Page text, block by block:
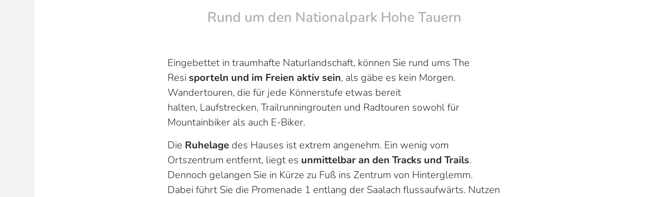
Rund um den Nationalpark Hohe Tauern
Eingebettet in traumhafte Naturlandschaft, können Sie rund ums The
Resisporteln und im Freien aktiv sein, als gäbe es kein Morgen.
Wandertouren, die für jede Könnerstufe etwas bereit
halten, Laufstrecken, Trailrunningrouten und Radtouren sowohl für
Mountainbiker als auch E-Biker.
Die Ruhelage des Hauses ist extrem angenehm. Ein wenig vom
Ortszentrum entfernt, liegt es unmittelbar an den Tracks und Trails.
Dennoch gelangen Sie in Kürze zu Fuß ins Zentrum von Hinterglemm.
Dabei führt Sie die Promenade 1 entlang der Saalach flussaufwärts. Nutzen